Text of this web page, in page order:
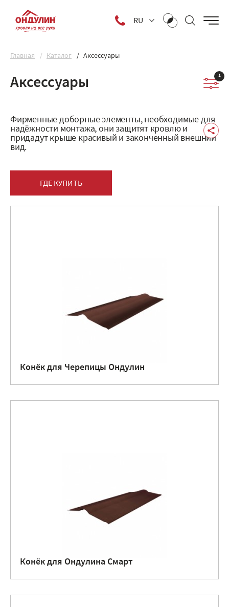
RU
Главная Каталог Аксессуары
Аксессуары 1
Фирменные доборные элементы, необходимые для
надёжности монтажа, они защитят кровлю и
придадут крыше красивый и законченный внешний
вид.
ГДЕ КУПИТЬ
Конёк для Черепицы Ондулин
Конёк для Ондулина Смарт